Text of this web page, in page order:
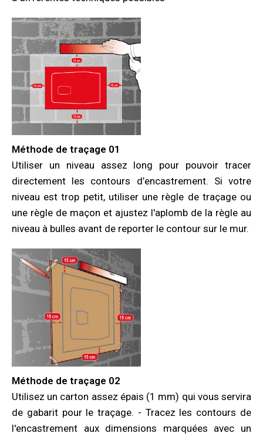
Méthode de traçage 01
Utiliser un niveau assez long pour pouvoir tracer
directement les contours d’encastrement. Si votre
niveau est trop petit, utiliser une règle de traçage ou
une règle de maçon et ajustez l'aplomb de la règle au
niveau à bulles avant de reporter le contour sur le mur.
Méthode de traçage 02
Utilisez un carton assez épais (1 mm) qui vous servira
de gabarit pour le traçage. - Tracez les contours de
l'encastrement aux dimensions marquées avec un